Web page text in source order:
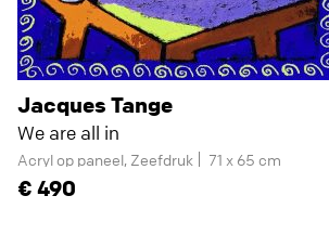
Jacques Tange
We are all in
Acryl op paneel, Zeefdruk 71 x 65 cm
490